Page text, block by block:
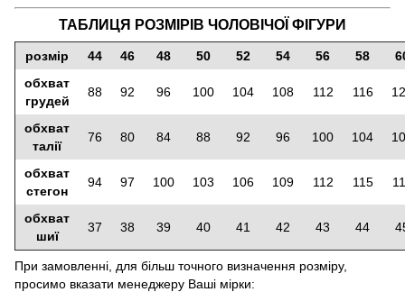
ТАБЛИЦЯ РОЗМІРІВ ЧОЛОВІЧОЇ ФІГУРИ
розмір 44 46 48 50 52 54 56 58
обхват
грудей
88 92 96 100 104 108 112 116
обхват
талії
76 80 84 88 92 96 100 104
обхват
стегон
94 97 100 103 106 109 112 115
обхват
шиї
37 38 39 40 41 42 43 44
При замовленні, для більш точного визначення розміру,
просимо вказати менеджеру Ваші мірки: